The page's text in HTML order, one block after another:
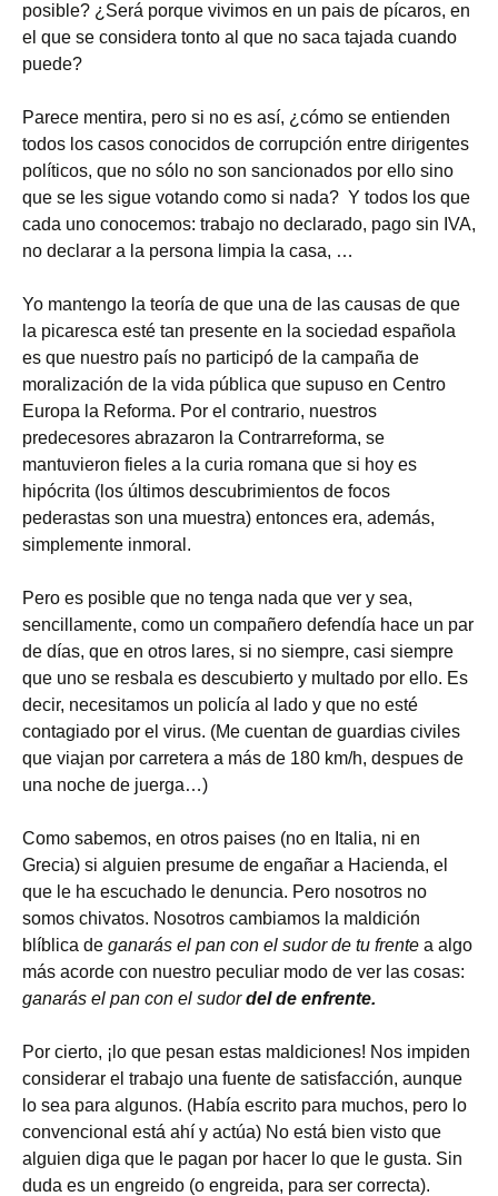
posible? ¿Será porque vivimos en un pais de pícaros, en
el que se considera tonto al que no saca tajada cuando
puede?
Parece mentira, pero si no es así, ¿cómo se entienden
todos los casos conocidos de corrupción entre dirigentes
políticos, que no sólo no son sancionados por ello sino
que se les sigue votando como si nada? Y todos los que
cada uno conocemos: trabajo no declarado, pago sin IVA,
no declarar a la persona limpia la casa, …
Yo mantengo la teoría de que una de las causas de que
la picaresca esté tan presente en la sociedad española
es que nuestro país no participó de la campaña de
moralización de la vida pública que supuso en Centro
Europa la Reforma. Por el contrario, nuestros
predecesores abrazaron la Contrarreforma, se
mantuvieron fieles a la curia romana que si hoy es
hipócrita (los últimos descubrimientos de focos
pederastas son una muestra) entonces era, además,
simplemente inmoral.
Pero es posible que no tenga nada que ver y sea,
sencillamente, como un compañero defendía hace un par
de días, que en otros lares, si no siempre, casi siempre
que uno se resbala es descubierto y multado por ello. Es
decir, necesitamos un policía al lado y que no esté
contagiado por el virus. (Me cuentan de guardias civiles
que viajan por carretera a más de 180 km/h, despues de
una noche de juerga…)
Como sabemos, en otros paises (no en Italia, ni en
Grecia) si alguien presume de engañar a Hacienda, el
que le ha escuchado le denuncia. Pero nosotros no
somos chivatos. Nosotros cambiamos la maldición
blíblica de ganarás el pan con el sudor de tu frente a algo
más acorde con nuestro peculiar modo de ver las cosas:
ganarás el pan con el sudordel de enfrente.
Por cierto, ¡lo que pesan estas maldiciones! Nos impiden
considerar el trabajo una fuente de satisfacción, aunque
lo sea para algunos. (Había escrito para muchos, pero lo
convencional está ahí y actúa) No está bien visto que
alguien diga que le pagan por hacer lo que le gusta. Sin
duda es un engreido (o engreida, para ser correcta).